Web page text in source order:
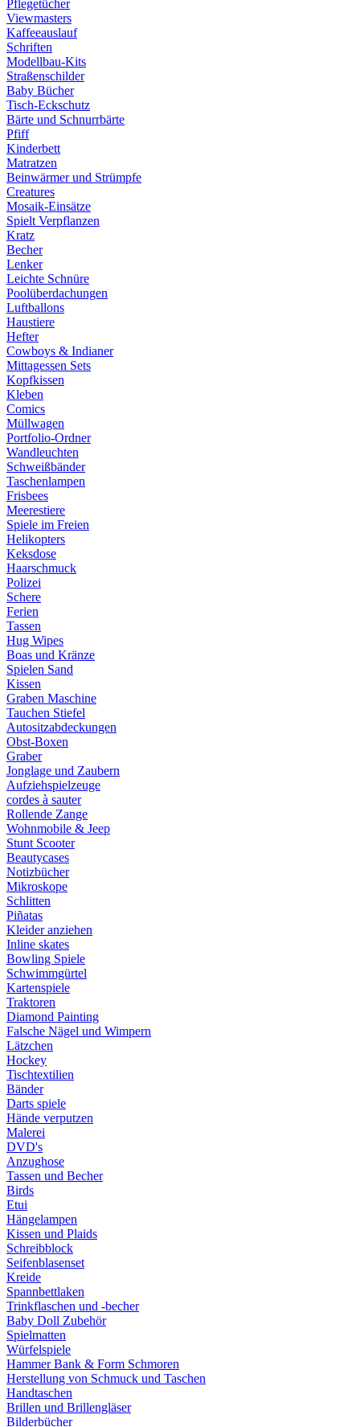
Pflegetücher
Viewmasters
Kaffeeauslauf
Schriften
Modellbau-Kits
Straßenschilder
Baby Bücher
Tisch-Eckschutz
Bärte und Schnurrbärte
Pfiff
Kinderbett
Matratzen
Beinwärmer und Strümpfe
Creatures
Mosaik-Einsätze
Spielt Verpflanzen
Kratz
Becher
Lenker
Leichte Schnüre
Poolüberdachungen
Luftballons
Haustiere
Hefter
Cowboys & Indianer
Mittagessen Sets
Kopfkissen
Kleben
Comics
Müllwagen
Portfolio-Ordner
Wandleuchten
Schweißbänder
Taschenlampen
Frisbees
Meerestiere
Spiele im Freien
Helikopters
Keksdose
Haarschmuck
Polizei
Schere
Ferien
Tassen
Hug Wipes
Boas und Kränze
Spielen Sand
Kissen
Graben Maschine
Tauchen Stiefel
Autositzabdeckungen
Obst-Boxen
Graber
Jonglage und Zaubern
Aufziehspielzeuge
cordes à sauter
Rollende Zange
Wohnmobile & Jeep
Stunt Scooter
Beautycases
Notizbücher
Mikroskope
Schlitten
Piñatas
Kleider anziehen
Inline skates
Bowling Spiele
Schwimmgürtel
Kartenspiele
Traktoren
Diamond Painting
Falsche Nägel und Wimpern
Lätzchen
Hockey
Tischtextilien
Bänder
Darts spiele
Hände verputzen
Malerei
DVD's
Anzughose
Tassen und Becher
Birds
Etui
Hängelampen
Kissen und Plaids
Schreibblock
Seifenblasenset
Kreide
Spannbettlaken
Trinkflaschen und -becher
Baby Doll Zubehör
Spielmatten
Würfelspiele
Hammer Bank & Form Schmoren
Herstellung von Schmuck und Taschen
Handtaschen
Brillen und Brillengläser
Bilderbücher